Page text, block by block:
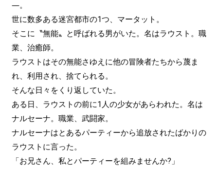
―。
世に数多ある迷宮都市の1つ、マータット。
そこに〝無能〟と呼ばれる男がいた。名はラウスト。職
業、治癒師。
ラウストはその無能さゆえに他の冒険者たちから蔑ま
れ、利用され、捨てられる。
そんな日々をくり返していた。
ある日、ラウストの前に1人の少女があらわれた。名は
ナルセーナ。職業、武闘家。
ナルセーナはとあるパーティーから追放されたばかりの
ラウストに言った。
「お兄さん、私とパーティーを組みませんか?」